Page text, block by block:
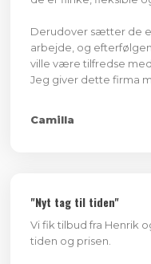
Derudover sætter de
arbejde, og
ville være tilfredse med.
Jeg giver dette firma
Camilla ​
​"Nyt tag til tiden"
Vi fik tilbud fra Henrik
tiden og prisen.